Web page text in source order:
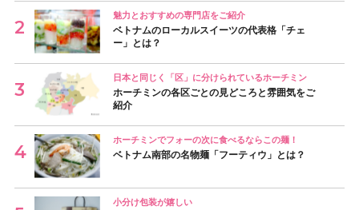
魅力とおすすめの専門店をご紹介
ベトナムのローカルスイーツの代表格「チェ
ー」とは？
日本と同じく「区」に分けられているホーチミン
ホーチミンの各区ごとの見どころと雰囲気をご
紹介
ホーチミンでフォーの次に食べるならこの麺！
ベトナム南部の名物麺「フーティウ」とは？
小分け包装が嬉しい